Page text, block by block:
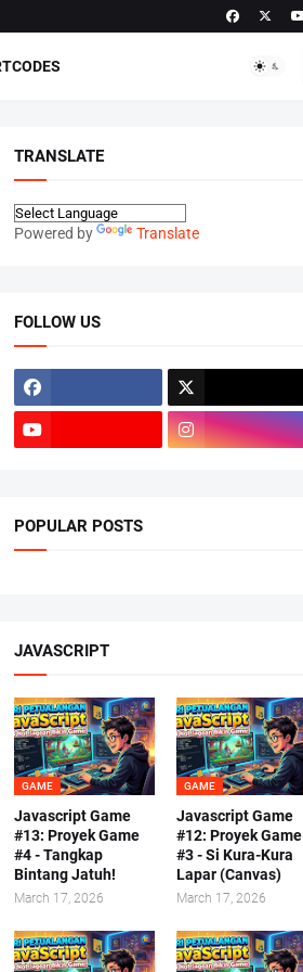
TRANSLATE
Powered by Translate
FOLLOW US
POPULAR POSTS
JAVASCRIPT
GAME
Javascript Game
#13: Proyek Game
#4 - Tangkap
Bintang Jatuh!
March 17, 2026
GAME
Javascript Game
#12: Proyek Game
#3 - Si Kura-Kura
Lapar (Canvas)
March 17, 2026